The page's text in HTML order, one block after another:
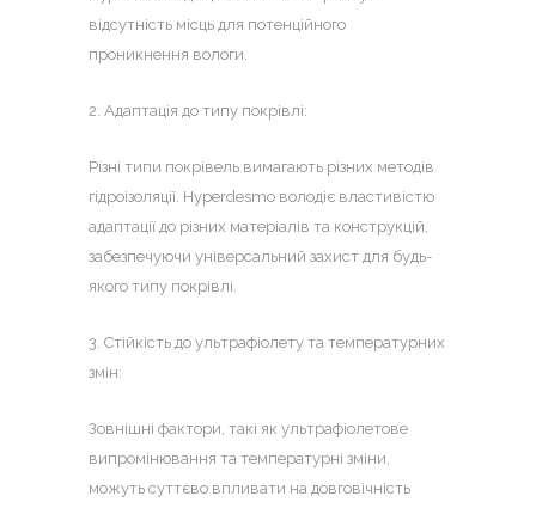
відсутність місць для потенційного
проникнення вологи.
2. Адаптація до типу покрівлі:
Різні типи покрівель вимагають різних методів
гідроізоляції. Hyperdesmo володіє властивістю
адаптації до різних матеріалів та конструкцій,
забезпечуючи універсальний захист для будь-
якого типу покрівлі.
3. Стійкість до ультрафіолету та температурних
змін:
Зовнішні фактори, такі як ультрафіолетове
випромінювання та температурні зміни,
можуть суттєво впливати на довговічність